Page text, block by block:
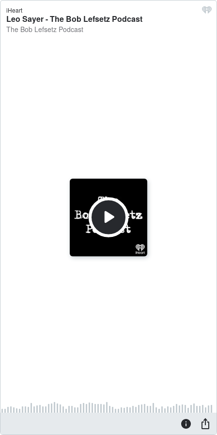
iHeart
Leo Sayer - The Bob Lefsetz Podcast
The Bob Lefsetz Podcast